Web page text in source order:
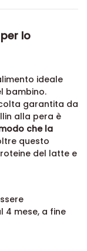
lo
ideale
bambino.
garantita da
alla pera è
che la
questo
del latte e
4 mese, a fine